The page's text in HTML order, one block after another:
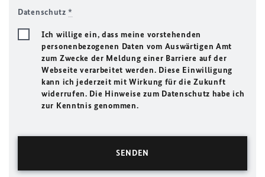
Datenschutz*
Ich willige ein, dass meine vorstehenden
personenbezogenen Daten vom Auswärtigen Amt
zum Zwecke der Meldung einer Barriere auf der
Webseite verarbeitet werden. Diese Einwilligung
kann ich jederzeit mit Wirkung für die Zukunft
widerrufen. Die Hinweise zum Datenschutz habe ich
zur Kenntnis genommen.